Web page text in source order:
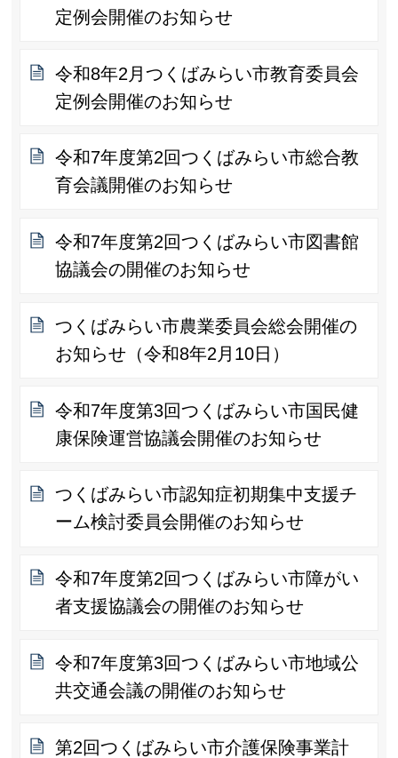
定例会開催のお知らせ
令和8年2月つくばみらい市教育委員会
定例会開催のお知らせ
令和7年度第2回つくばみらい市総合教
育会議開催のお知らせ
令和7年度第2回つくばみらい市図書館
協議会の開催のお知らせ
つくばみらい市農業委員会総会開催の
お知らせ（令和8年2月10日）
令和7年度第3回つくばみらい市国民健
康保険運営協議会開催のお知らせ
つくばみらい市認知症初期集中支援チ
ーム検討委員会開催のお知らせ
令和7年度第2回つくばみらい市障がい
者支援協議会の開催のお知らせ
令和7年度第3回つくばみらい市地域公
共交通会議の開催のお知らせ
第2回つくばみらい市介護保険事業計